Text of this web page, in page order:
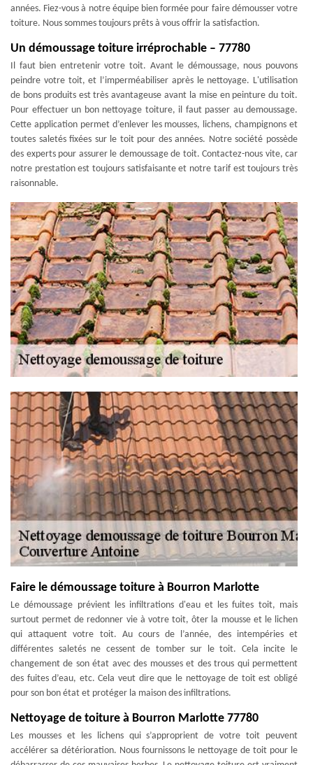
années. Fiez-vous à notre équipe bien formée pour faire démousser votre
toiture. Nous sommes toujours prêts à vous offrir la satisfaction.
Un démoussage toiture irréprochable – 77780
Il faut bien entretenir votre toit. Avant le démoussage, nous pouvons
peindre votre toit, et l’imperméabiliser après le nettoyage. L'utilisation
de bons produits est très avantageuse avant la mise en peinture du toit.
Pour effectuer un bon nettoyage toiture, il faut passer au demoussage.
Cette application permet d’enlever les mousses, lichens, champignons et
toutes saletés fixées sur le toit pour des années. Notre société possède
des experts pour assurer le demoussage de toit. Contactez-nous vite, car
notre prestation est toujours satisfaisante et notre tarif est toujours très
raisonnable.
Faire le démoussage toiture à Bourron Marlotte
Le démoussage prévient les infiltrations d'eau et les fuites toit, mais
surtout permet de redonner vie à votre toit, ôter la mousse et le lichen
qui attaquent votre toit. Au cours de l’année, des intempéries et
différentes saletés ne cessent de tomber sur le toit. Cela incite le
changement de son état avec des mousses et des trous qui permettent
des fuites d’eau, etc. Cela veut dire que le nettoyage de toit est obligé
pour son bon état et protéger la maison des infiltrations.
Nettoyage de toiture à Bourron Marlotte 77780
Les mousses et les lichens qui s’approprient de votre toit peuvent
accélérer sa détérioration. Nous fournissons le nettoyage de toit pour le